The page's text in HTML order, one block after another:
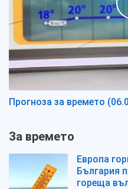
Прогноза за времето
За времето
Европа
България
гореща